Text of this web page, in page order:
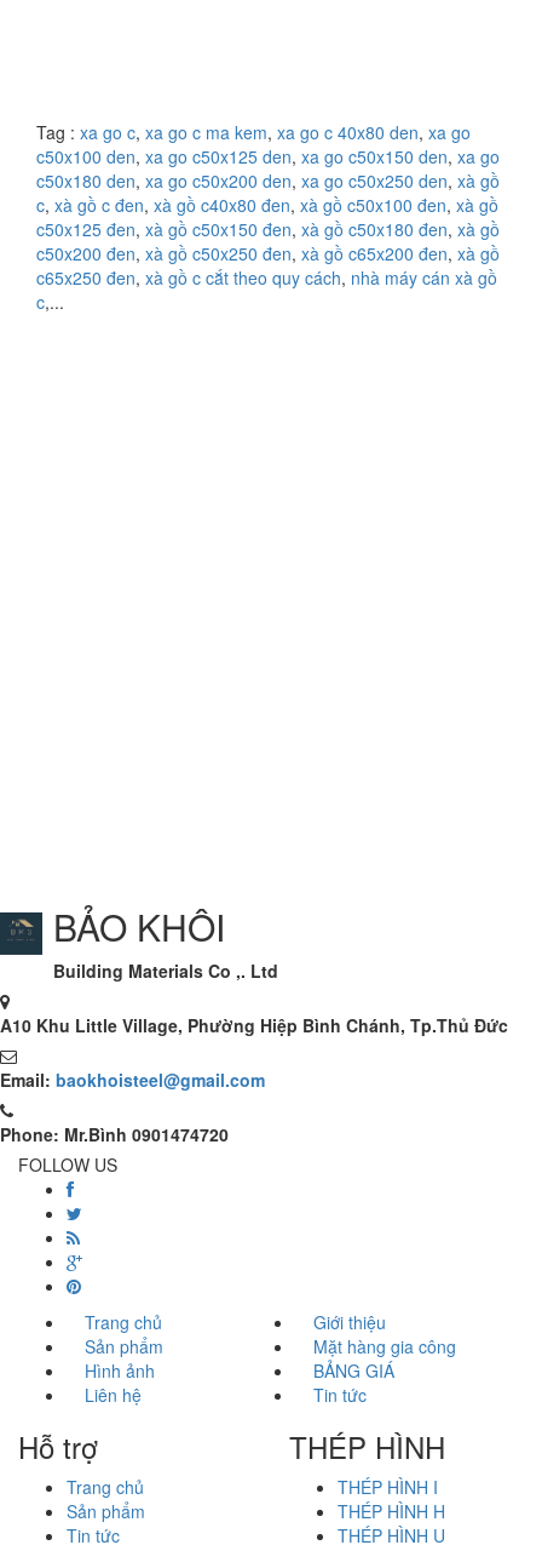
Tag : xa go c, xa go c ma kem, xa go c 40x80 den, xa go
c50x100 den, xa go c50x125 den, xa go c50x150 den, xa go
c50x180 den, xa go c50x200 den, xa go c50x250 den, xà gồ
c, xà gồ c đen, xà gồ c40x80 đen, xà gồ c50x100 đen, xà gồ
c50x125 đen, xà gồ c50x150 đen, xà gồ c50x180 đen, xà gồ
c50x200 đen, xà gồ c50x250 đen, xà gồ c65x200 đen, xà gồ
c65x250 đen, xà gồ c cắt theo quy cách, nhà máy cán xà gồ
c,...
BẢO KHÔI
Building Materials Co ,. Ltd
A10 Khu Little Village, Phường Hiệp Bình Chánh, Tp.Thủ Đức
Email: baokhoisteel@gmail.com
Phone: Mr.Bình 0901474720
FOLLOW US
Trang chủ
Giới thiệu
Sản phẩm
Mặt hàng gia công
Hình ảnh
BẢNG GIÁ
Liên hệ
Tin tức
Hỗ trợ
Trang chủ
Sản phẩm
Tin tức
THÉP HÌNH
THÉP HÌNH I
THÉP HÌNH H
THÉP HÌNH U